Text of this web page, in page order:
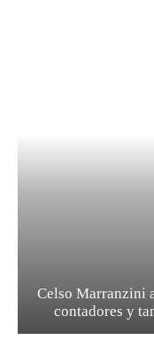
Celso Marranzini
contadores y